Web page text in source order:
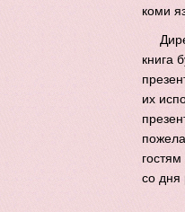
коми
книга
их
со